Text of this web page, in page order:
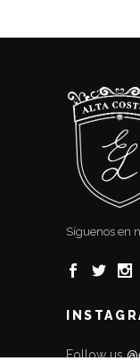
Síguenos en
Follow us